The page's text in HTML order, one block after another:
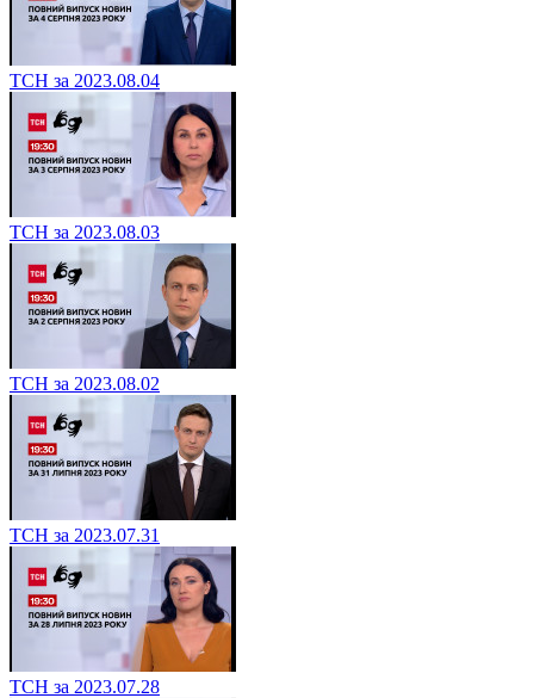
ТСН за 2023.08.04
ТСН за 2023.08.03
ТСН за 2023.08.02
ТСН за 2023.07.31
ТСН за 2023.07.28